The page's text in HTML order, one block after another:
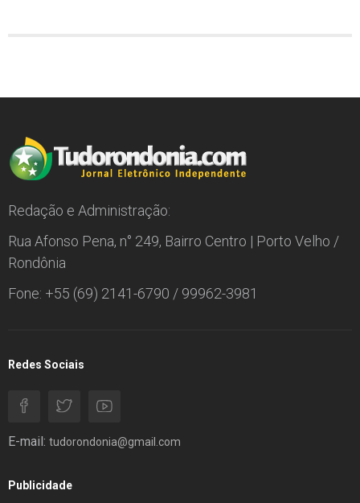
Redação e Administração:
Rua Afonso Pena, n° 249, Bairro Centro | Porto Velho /
Rondônia
Fone: +55 (69) 2141-6790 / 99962-3981
Redes Sociais
E-mail: tudorondonia@gmail.com
Publicidade